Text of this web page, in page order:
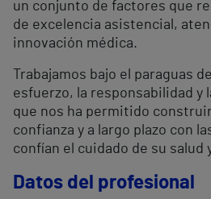
un conjunto de factores que
de excelencia asistencial,
innovación médica.
Trabajamos bajo el paraguas
esfuerzo, la responsabilidad y
que nos ha permitido
confianza y a largo plazo con
confían el cuidado de su salud
Datos del profesional